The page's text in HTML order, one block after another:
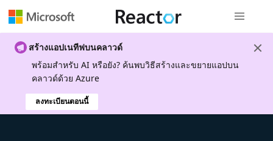
สร้างแอปเนทีฟบนคลาวด์
พร้อมสําหรับ AI หรือยัง? ค้นพบวิธีสร้างและขยายแอปบน
คลาวด์ด้วย Azure
ลงทะเบียนตอนนี้